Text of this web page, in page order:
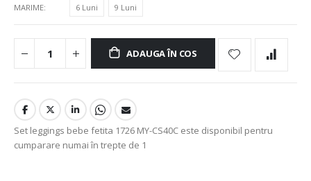
MARIME 6 Luni 9 Luni
ADAUGA ÎN COS
Set leggings bebe fetita 1726 MY-CS40C este disponibil pentru
cumparare numai în trepte de 1